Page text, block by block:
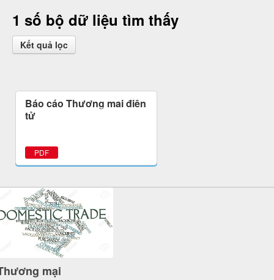
1 số bộ dữ liệu tìm thấy
Kết quả lọc
Báo cáo Thương mại điện
tử
PDF
mại